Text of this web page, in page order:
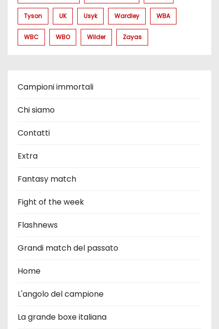
Tyson UK Usyk Wardley WBA
WBC WBO Wilder Zayas
Campioni immortali
Chi siamo
Contatti
Extra
Fantasy match
Fight of the week
Flashnews
Grandi match del passato
Home
L'angolo del campione
La grande boxe italiana